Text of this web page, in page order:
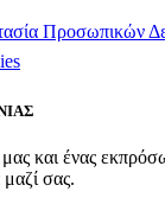
Προσωπικών
και ένας
σας.